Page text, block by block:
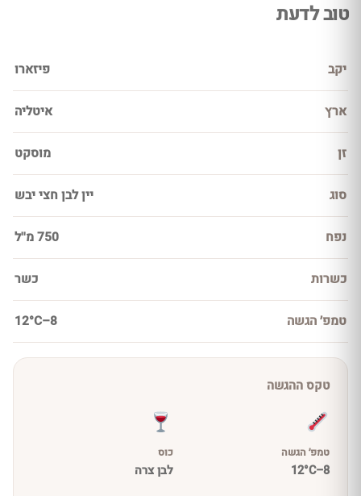
טוב לדעת
יקב פיזארו
ארץ איטליה
זן מוסקט
סוג יין לבן חצי יבש
נפח 750 מ''ל
כשרות כשר
טמפ׳ הגשה 8–12°C
טקס ההגשה
טמפ׳ הגשה
8–12°C
כוס
לבן צרה